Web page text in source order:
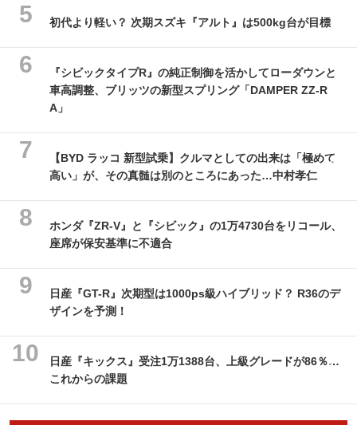
初代より軽い？ 次期スズキ『アルト』は500kg台が目標
『シビックタイプR』の純正制御を活かしてローダウンと
車高調整、ブリッツの新型スプリング「DAMPER ZZ-R
A」
【BYD ラッコ 新型試乗】クルマとしての出来は「極めて
高い」が、その真髄は別のところにあった…中村孝仁
ホンダ『ZR-V』と『シビック』の1万4730台をリコール、
座席が保安基準に不適合
日産『GT-R』次期型は1000ps級ハイブリッド？ R36のデ
ザインを予測！
日産『キックス』受注1万1388台、上級グレードが86％…
これからの課題